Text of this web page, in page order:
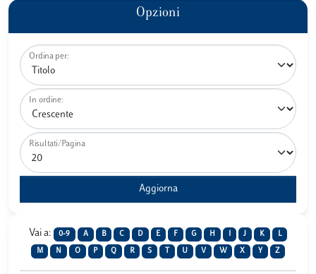
Opzioni
Ordina per:
In ordine:
Risultati/Pagina
Vai a: 0-9 A B C D E F G H J K L
M N O P Q R S U V W X Y Z